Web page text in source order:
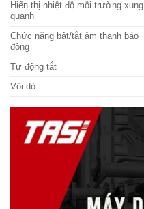
Hiển thị nhiệt độ môi trường xung
quanh
Chức năng bật/tắt âm thanh báo
động
Tự động tắt
Vòi dò